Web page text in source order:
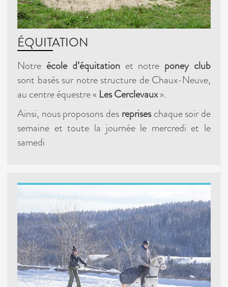
ÉQUITATION
Notre école d’équitationet notre poney club
sont basés sur notre structure de Chaux-Neuve,
au centre équestre « Les Cerclevaux».
Ainsi, nous proposons des repriseschaque soir de
semaine et toute la journée le mercredi et le
samedi